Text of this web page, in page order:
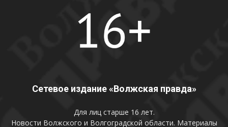
Сетевое издание «Волжская правда»
Для лиц старше 16 лет.
Новости Волжского и Волгоградской области. Материалы